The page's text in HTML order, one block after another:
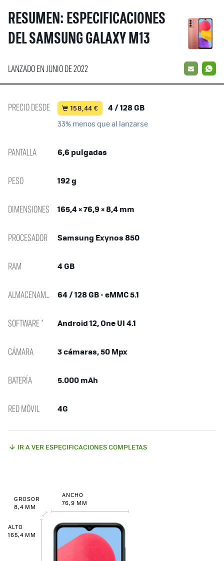
RESUMEN: ESPECIFICACIONES
DEL SAMSUNG GALAXY M13
LANZADO EN JUNIO DE 2022 EMAIL
PRECIO DESDE 158,44 € 4 / 128 GB
33% menos que al lanzarse
PANTALLA 6,6 pulgadas
PESO 192 g
DIMENSIONES 165,4 × 76,9 × 8,4 mm
PROCESADOR Samsung Exynos 850
RAM 4 GB
ALMACENAMIENTO 64 / 128 GB - eMMC 5.1
SOFTWARE * Android 12, One UI 4.1
CÁMARA 3 cámaras, 50 Mpx
BATERÍA 5.000 mAh
RED MÓVIL 4G
IR A VER ESPECIFICACIONES COMPLETAS
GROSOR
8,4 MM
ANCHO
76,9 MM
ALTO
165,4 MM